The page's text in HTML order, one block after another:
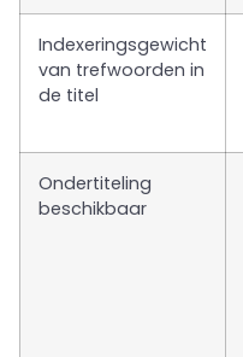
Indexeringsgewicht
van trefwoorden in
de titel
Ondertiteling
beschikbaar